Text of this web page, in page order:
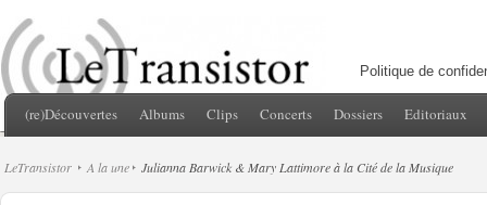
Politique de
(re)Découvertes Albums Clips Concerts Dossiers Editoriaux
LeTransistor A la une Julianna Barwick & Mary Lattimore à la Cité de la Musique